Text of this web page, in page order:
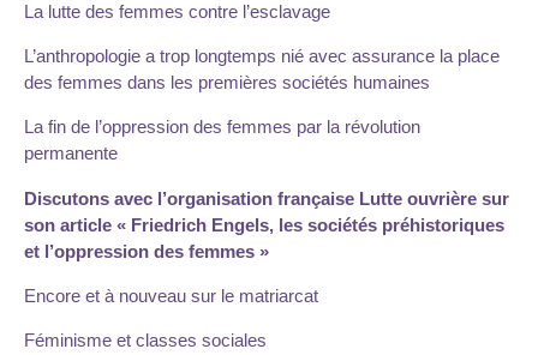
La lutte des femmes contre l’esclavage
L’anthropologie a trop longtemps nié avec assurance la place
des femmes dans les premières sociétés humaines
La fin de l’oppression des femmes par la révolution
permanente
Discutons avec l’organisation française Lutte ouvrière sur
son article « Friedrich Engels, les sociétés préhistoriques
et l’oppression des femmes »
Encore et à nouveau sur le matriarcat
Féminisme et classes sociales